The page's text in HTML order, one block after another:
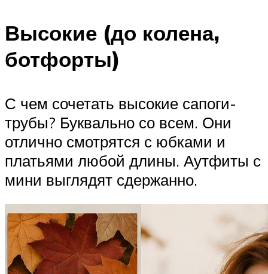
Высокие (до колена,
ботфорты)
С чем сочетать высокие сапоги-
трубы? Буквально со всем. Они
отлично смотрятся с юбками и
платьями любой длины. Аутфиты с
мини выглядят сдержанно.